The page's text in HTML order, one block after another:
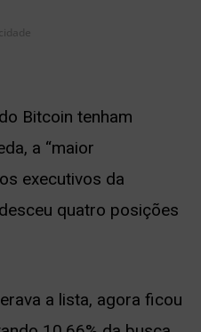
Bitcoin tenham
a “maior
executivos da
quatro posições
a lista, agora ficou